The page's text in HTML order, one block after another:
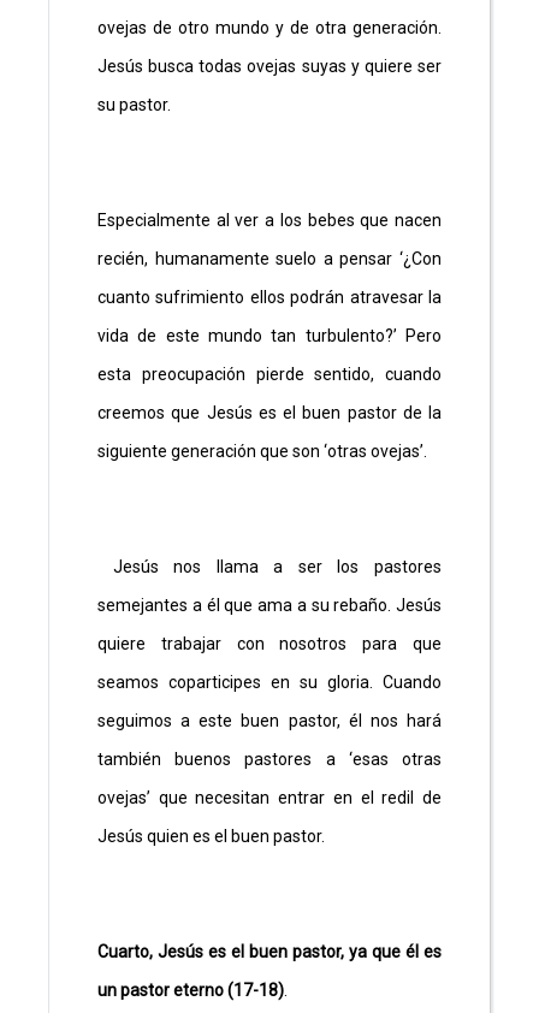
ovejas de otro mundo y de otra generación.
Jesús busca todas ovejas suyas y quiere ser
su pastor.
Especialmente al ver a los bebes que nacen
recién, humanamente suelo a pensar ‘¿Con
cuanto sufrimiento ellos podrán atravesar la
vida de este mundo tan turbulento?’ Pero
esta preocupación pierde sentido, cuando
creemos que Jesús es el buen pastor de la
siguiente generación que son ‘otras ovejas’.
Jesús nos llama a ser los pastores
semejantes a él que ama a su rebaño. Jesús
quiere trabajar con nosotros para que
seamos coparticipes en su gloria. Cuando
seguimos a este buen pastor, él nos hará
también buenos pastores a ‘esas otras
ovejas’ que necesitan entrar en el redil de
Jesús quien es el buen pastor.
Cuarto, Jesús es el buen pastor, ya que él es
un pastor eterno (17-18)